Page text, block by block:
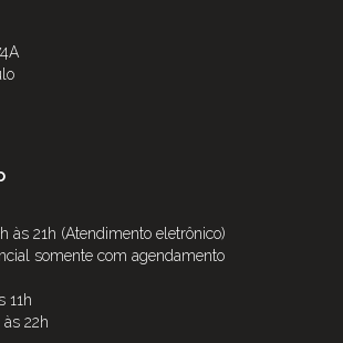
às 21h (Atendimento eletrônico)
somente com agendamento
11h
22h